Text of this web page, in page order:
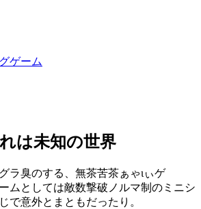
ゲーム
は未知の世界
ラ臭のする、無茶苦茶ぁゃιぃゲ
ムとしては敵数撃破ノルマ制のミニシ
で意外とまともだったり。